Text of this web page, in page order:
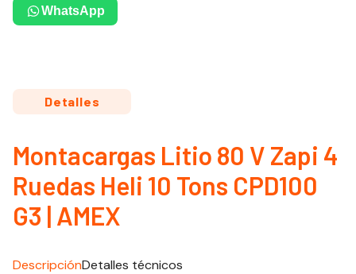
WhatsApp
Detalles
Montacargas Litio 80 V Zapi 4
Ruedas Heli 10 Tons CPD100
G3 | AMEX
DescripciónDetalles técnicos